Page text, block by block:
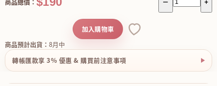
商品預計出貨： 8月中
加入購物車
轉帳匯款享 3% 優惠 & 購買前注意事項